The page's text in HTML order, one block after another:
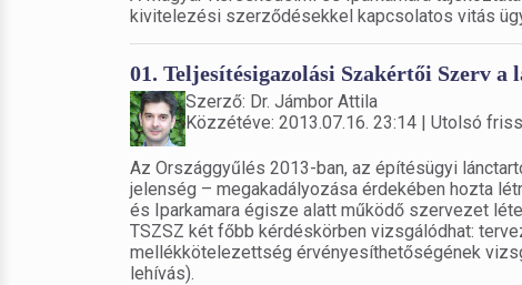
kivitelezési szerződésekkel kapcsolatos vitás
01. Teljesítésigazolási Szakértői Szerv a
Szerző: Dr. Jámbor Attila
Közzétéve: 2013.07.16. 23:14 | Utolsó
Az Országgyűlés 2013-ban, az építésügyi
jelenség – megakadályozása érdekében hozta
és Iparkamara égisze alatt működő szervezet
TSZSZ két főbb kérdéskörben vizsgálódhat:
mellékkötelezettség érvényesíthetőségének
lehívás).